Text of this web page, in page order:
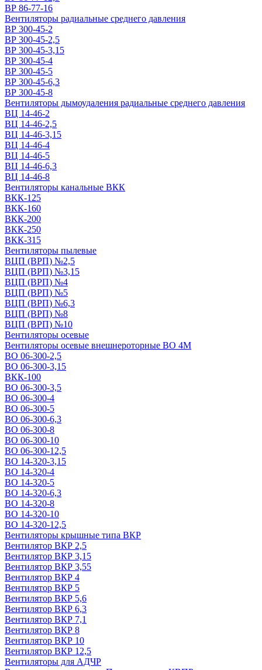
ВР 86-77-16
Вентиляторы радиальные среднего давления
ВР 300-45-2
ВР 300-45-2,5
ВР 300-45-3,15
ВР 300-45-4
ВР 300-45-5
ВР 300-45-6,3
ВР 300-45-8
Вентиляторы дымоудаления радиальные среднего давления
ВЦ 14-46-2
ВЦ 14-46-2,5
ВЦ 14-46-3,15
ВЦ 14-46-4
ВЦ 14-46-5
ВЦ 14-46-6,3
ВЦ 14-46-8
Вентиляторы канальные ВКК
ВКК-125
ВКК-160
ВКК-200
ВКК-250
ВКК-315
Вентиляторы пылевые
ВЦП (ВРП) №2,5
ВЦП (ВРП) №3,15
ВЦП (ВРП) №4
ВЦП (ВРП) №5
ВЦП (ВРП) №6,3
ВЦП (ВРП) №8
ВЦП (ВРП) №10
Вентиляторы осевые
Вентиляторы осевые внешнероторные ВО 4М
ВО 06-300-2,5
ВО 06-300-3,15
ВКК-100
ВО 06-300-3,5
ВО 06-300-4
ВО 06-300-5
ВО 06-300-6,3
ВО 06-300-8
ВО 06-300-10
ВО 06-300-12,5
ВО 14-320-3,15
ВО 14-320-4
ВО 14-320-5
ВО 14-320-6,3
ВО 14-320-8
ВО 14-320-10
ВО 14-320-12,5
Вентиляторы крышные типа ВКР
Вентилятор ВКР 2,5
Вентилятор ВКР 3,15
Вентилятор ВКР 3,55
Вентилятор ВКР 4
Вентилятор ВКР 5
Вентилятор ВКР 5,6
Вентилятор ВКР 6,3
Вентилятор ВКР 7,1
Вентилятор ВКР 8
Вентилятор ВКР 10
Вентилятор ВКР 12,5
Вентиляторы для АДЧР